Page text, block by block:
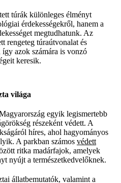
túrák különleges élményt
érdekességekről, hanem a
megtudhatunk. Az
rengeteg túraútvonalat és
azok számára is vonzó
keresik.
világa
egyik legismertebb
részeként védett. A
híres, ahol hagyományos
A parkban számos védett
ritka madárfajok, amelyek
nyújt a természetkedvelőknek.
állatbemutatók, valamint a